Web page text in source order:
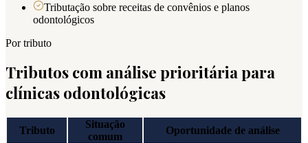
Tributação sobre receitas de convênios e planos
odontológicos
Por tributo
Tributos com análise prioritária para
clínicas odontológicas
Tributo
Situação
comum
Oportunidade de análise